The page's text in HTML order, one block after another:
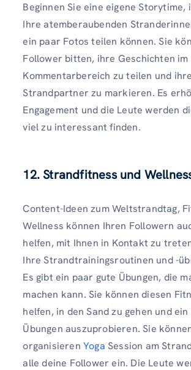
Beginnen Sie eine eigene Storytime,
Ihre atemberaubenden
ein paar Fotos teilen können. Sie
Follower bitten, ihre Geschichten im
Kommentarbereich zu teilen und ihre
Strandpartner zu markieren. Es
Engagement und die Leute werden
viel zu interessant finden.
12. Strandfitness und
Content-Ideen zum Weltstrandtag,
Wellness können Ihren Followern
helfen, mit Ihnen in Kontakt zu
Ihre Strandtrainingsroutinen und -
Es gibt ein paar gute Übungen, die
machen kann. Sie können diesen
helfen, in den Sand zu gehen und
Übungen auszuprobieren. Sie
organisieren Yoga Session am
alle deine Follower ein. Die Leute